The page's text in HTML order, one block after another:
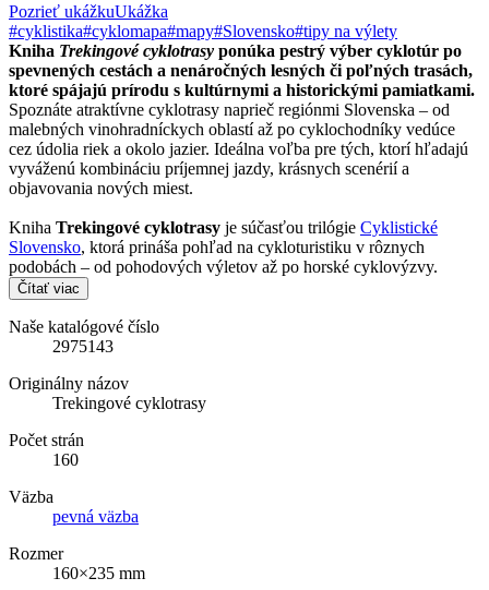
Pozrieť ukážkuUkážka
#cyklistika#cyklomapa#mapy#Slovensko#tipy na výlety
Kniha Trekingové cyklotrasy ponúka pestrý výber cyklotúr po
spevnených cestách a nenáročných lesných či poľných trasách,
ktoré spájajú prírodu s kultúrnymi a historickými pamiatkami.
Spoznáte atraktívne cyklotrasy naprieč regiónmi Slovenska – od
malebných vinohradníckych oblastí až po cyklochodníky vedúce
cez údolia riek a okolo jazier. Ideálna voľba pre tých, ktorí hľadajú
vyváženú kombináciu príjemnej jazdy, krásnych scenérií a
objavovania nových miest.
Kniha Trekingové cyklotrasy je súčasťou trilógie Cyklistické
Slovensko, ktorá prináša pohľad na cykloturistiku v rôznych
podobách – od pohodových výletov až po horské cyklovýzvy.
Čítať viac
Naše katalógové číslo
2975143
Originálny názov
Trekingové cyklotrasy
Počet strán
160
Väzba
pevná väzba
Rozmer
160×235 mm